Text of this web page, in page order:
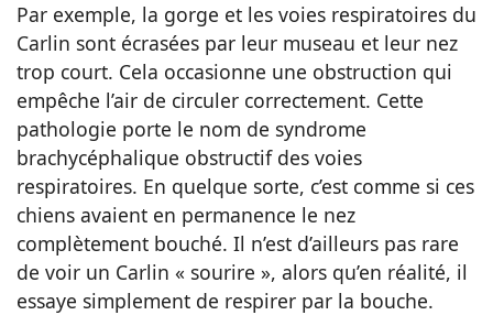
Par exemple, la gorge et les voies respiratoires du
Carlin sont écrasées par leur museau et leur nez
trop court. Cela occasionne une obstruction qui
empêche l’air de circuler correctement. Cette
pathologie porte le nom de syndrome
brachycéphalique obstructif des voies
respiratoires. En quelque sorte, c’est comme si ces
chiens avaient en permanence le nez
complètement bouché. Il n’est d’ailleurs pas rare
de voir un Carlin « sourire », alors qu’en réalité, il
essaye simplement de respirer par la bouche.